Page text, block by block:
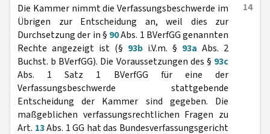
14
Die Kammer nimmt die Verfassungsbeschwerde im
Übrigen zur Entscheidung an, weil dies zur
Durchsetzung der in § 90Abs. 1 BVerfGG genannten
Rechte angezeigt ist (§ 93b i.V.m. § 93a Abs. 2
Buchst. b BVerfGG). Die Voraussetzungen des § 93c
Abs. 1 Satz 1 BVerfGG für eine der
Verfassungsbeschwerde stattgebende
Entscheidung der Kammer sind gegeben. Die
maßgeblichen verfassungsrechtlichen Fragen zu
Art. 13Abs. 1 GG hat das Bundesverfassungsgericht